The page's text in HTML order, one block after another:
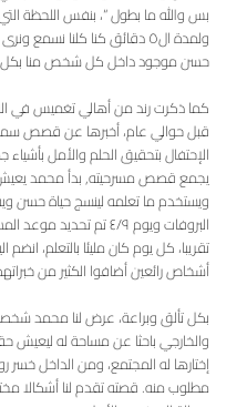
بس والله ما بطول “، بنفس اللحظة
ولمدة ال٥ دقائق كنا كلنا
حسن موجود داخل كل شخص منا بكل
كما ذكرت رند من أهالي تغميس في
قبل حوالي عام، أخبرها عن قصص
الإحتفال بتحقيق الحلم والأمل
يجمع قصص مسرحيته, بدأ محمد يعيش
ويستخدم ما تعلمه لينسج حياة حسن
البروفات ويوم ٤/٩ تم
تقريبا، كل يوم كان مليئا بالتعلم، انضم
أشخاص رائعين أضافوا الكثير من
بكل تألق وبراعة، عرض لنا محمد
والخارجي باحثا عن مساحة له ليعيش
إختارها له المجتمع، ومن الداخل
مطلوب منه. قصته تقدم لنا أشكالا